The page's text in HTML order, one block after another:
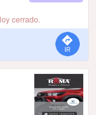
cerrado.